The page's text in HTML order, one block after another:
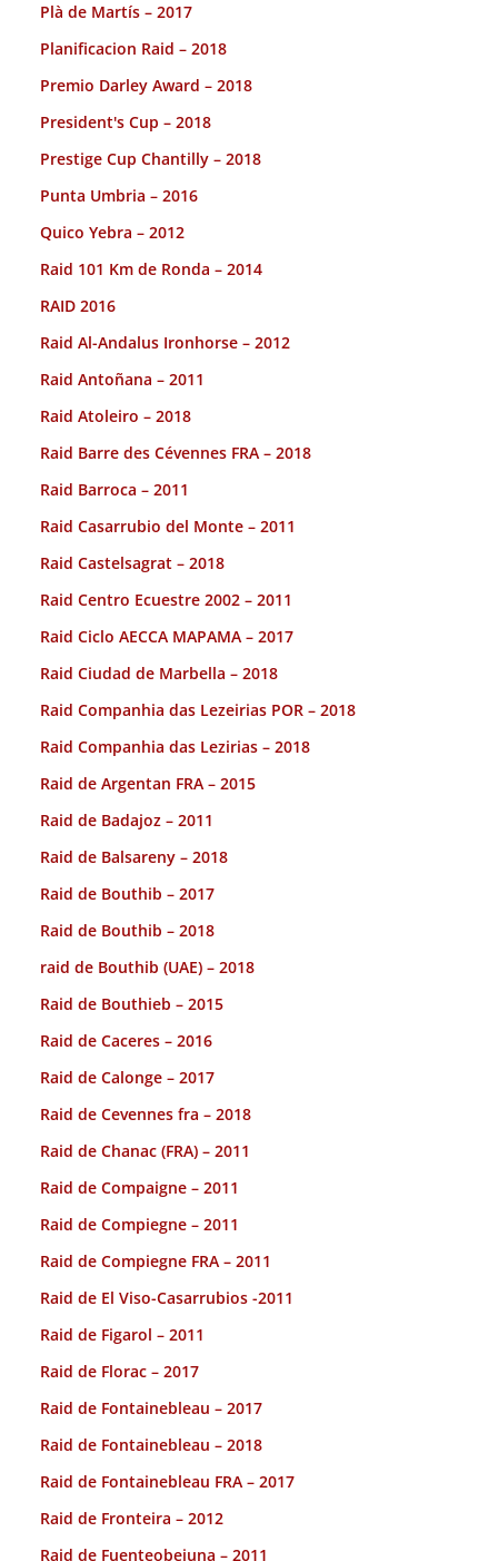
Plà de Martís – 2017
Planificacion Raid – 2018
Premio Darley Award – 2018
President's Cup – 2018
Prestige Cup Chantilly – 2018
Punta Umbria – 2016
Quico Yebra – 2012
Raid 101 Km de Ronda – 2014
RAID 2016
Raid Al-Andalus Ironhorse – 2012
Raid Antoñana – 2011
Raid Atoleiro – 2018
Raid Barre des Cévennes FRA – 2018
Raid Barroca – 2011
Raid Casarrubio del Monte – 2011
Raid Castelsagrat – 2018
Raid Centro Ecuestre 2002 – 2011
Raid Ciclo AECCA MAPAMA – 2017
Raid Ciudad de Marbella – 2018
Raid Companhia das Lezeirias POR – 2018
Raid Companhia das Lezirias – 2018
Raid de Argentan FRA – 2015
Raid de Badajoz – 2011
Raid de Balsareny – 2018
Raid de Bouthib – 2017
Raid de Bouthib – 2018
raid de Bouthib (UAE) – 2018
Raid de Bouthieb – 2015
Raid de Caceres – 2016
Raid de Calonge – 2017
Raid de Cevennes fra – 2018
Raid de Chanac (FRA) – 2011
Raid de Compaigne – 2011
Raid de Compiegne – 2011
Raid de Compiegne FRA – 2011
Raid de El Viso-Casarrubios -2011
Raid de Figarol – 2011
Raid de Florac – 2017
Raid de Fontainebleau – 2017
Raid de Fontainebleau – 2018
Raid de Fontainebleau FRA – 2017
Raid de Fronteira – 2012
Raid de Fuenteobejuna – 2011